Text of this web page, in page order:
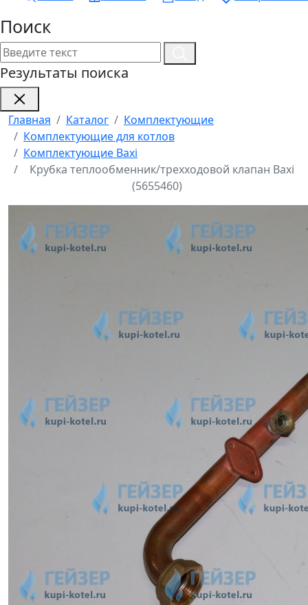
Поиск
Результаты поиска
Главная Каталог
Комплектующие
Комплектующие для котлов
Комплектующие Baxi
Крубка теплообменник/трехходовой клапан Baxi
(5655460)